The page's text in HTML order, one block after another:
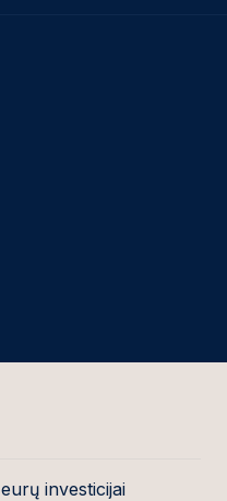
investicijai